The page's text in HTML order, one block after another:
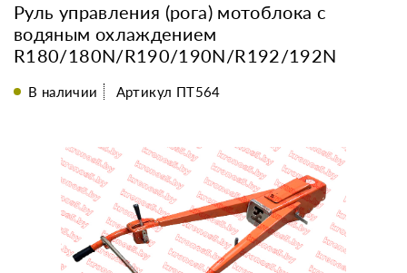
Руль управления (рога) мотоблока с
водяным охлаждением
R180/180N/R190/190N/R192/192N
В наличии Артикул ПТ564